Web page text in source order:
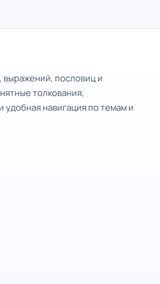
пословиц и
толкования,
удобная навигация по темам и